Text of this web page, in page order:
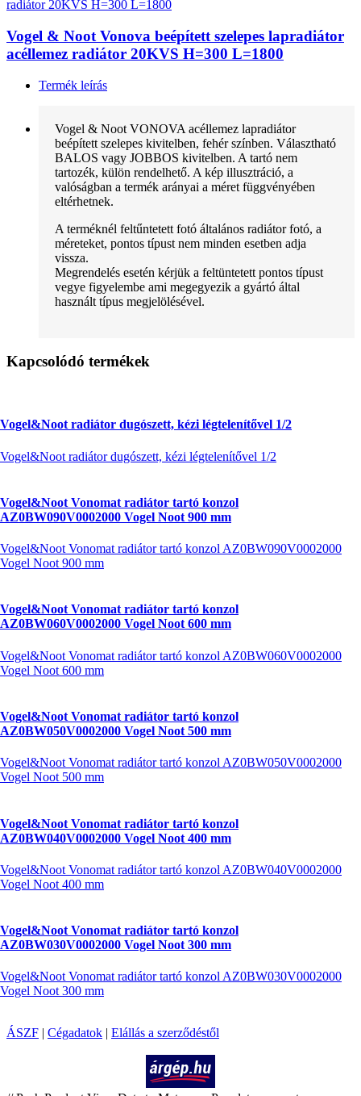
Vogel & Noot Vonova beépített szelepes lapradiátor
acéllemez radiátor 20KVS H=300 L=1800
Termék leírás
Vogel & Noot VONOVA acéllemez lapradiátor
beépített szelepes kivitelben, fehér színben. Választható
BALOS vagy JOBBOS kivitelben. A tartó nem
tartozék, külön rendelhető. A kép illusztráció, a
valóságban a termék arányai a méret függvényében
eltérhetnek.
A terméknél feltűntetett fotó általános radiátor fotó, a
méreteket, pontos típust nem minden esetben adja
vissza.
Megrendelés esetén kérjük a feltüntetett pontos típust
vegye figyelembe ami megegyezik a gyártó által
használt típus megjelölésével.
Kapcsolódó termékek
Vogel&Noot radiátor dugószett, kézi légtelenítővel 1/2
Vogel&Noot radiátor dugószett, kézi légtelenítővel 1/2
Vogel&Noot Vonomat radiátor tartó konzol
AZ0BW090V0002000 Vogel Noot 900 mm
Vogel&Noot Vonomat radiátor tartó konzol AZ0BW090V0002000
Vogel Noot 900 mm
Vogel&Noot Vonomat radiátor tartó konzol
AZ0BW060V0002000 Vogel Noot 600 mm
Vogel&Noot Vonomat radiátor tartó konzol AZ0BW060V0002000
Vogel Noot 600 mm
Vogel&Noot Vonomat radiátor tartó konzol
AZ0BW050V0002000 Vogel Noot 500 mm
Vogel&Noot Vonomat radiátor tartó konzol AZ0BW050V0002000
Vogel Noot 500 mm
Vogel&Noot Vonomat radiátor tartó konzol
AZ0BW040V0002000 Vogel Noot 400 mm
Vogel&Noot Vonomat radiátor tartó konzol AZ0BW040V0002000
Vogel Noot 400 mm
Vogel&Noot Vonomat radiátor tartó konzol
AZ0BW030V0002000 Vogel Noot 300 mm
Vogel&Noot Vonomat radiátor tartó konzol AZ0BW030V0002000
Vogel Noot 300 mm
ÁSZF | Cégadatok | Elállás a szerződéstől